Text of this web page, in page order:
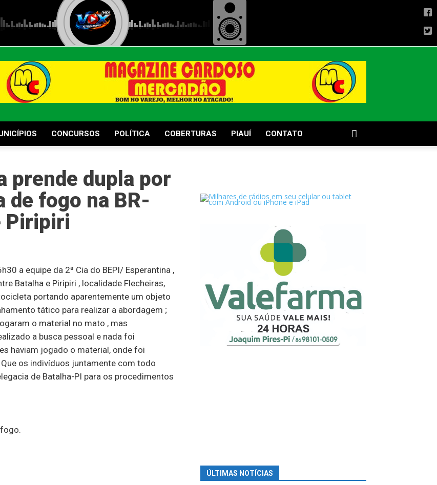
CONCURSOS POLÍTICA COBERTURAS PIAUÍ CONTATO
prende dupla por
de fogo na BR-
Piripiri
a equipe da 2ª Cia do BEPI/ Esperantina ,
Batalha e Piripiri , localidade Flecheiras,
portando aparentemente um objeto
tático para realizar a abordagem ;
o material no mato , mas
a busca pessoal e nada foi
haviam jogado o material, onde foi
os indivíduos juntamente com todo
de Batalha-PI para os procedimentos
ÚLTIMAS NOTÍCIAS